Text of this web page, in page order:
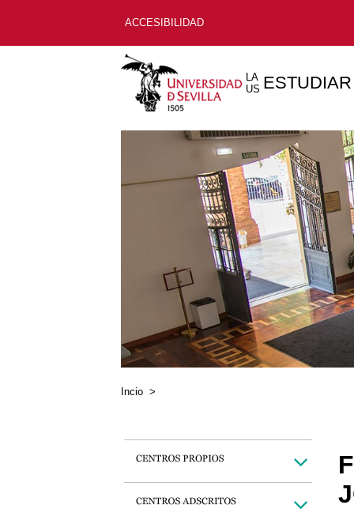
ACCESIBILIDAD
LA
US ESTUDIAR
Incio >